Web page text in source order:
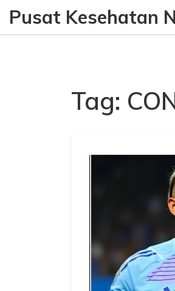
Pusat Kesehatan
Tag: